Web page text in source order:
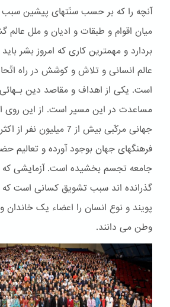
آنچه را که بر حسب سنّتهای پیشین
میان اقوام و طبقات و ادیان و ملل عالم
بردارد و مهمترین کاری که امروز بشر
عالم انسانی و تلاش و کوشش در راه
است. یکی از اهداف و مقاصد دین
مساعدت در این مسیر است. از این روی
جهانی مرکّبی بیش از 7
فرهنگهای جهان بوجود آورده و تعالیم
جامعه تجسم بخشیده است. آزمایشی که
گذرانده اند سبب تشویق کسانی است که
پویند و نوع انسان را اعضاء یک خاندان
وطن می دانند.